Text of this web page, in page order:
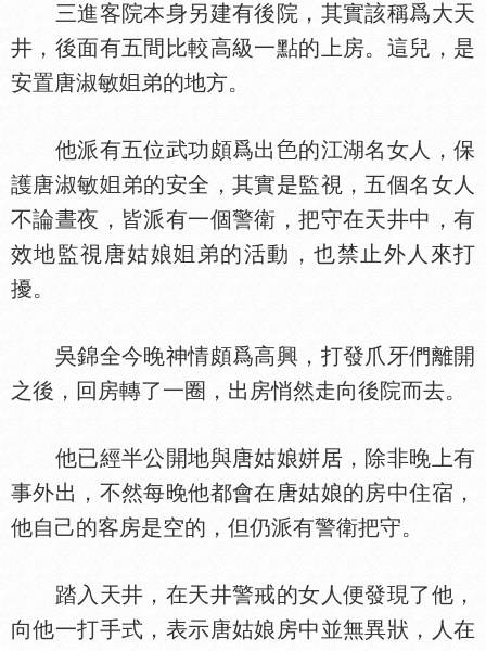
三進客院本身另建有後院，其實該稱爲大天
井，後面有五間比較高級一點的上房。這兒，是
安置唐淑敏
弟的地方。
他派有五位武功頗爲出
的江湖名女人，保
護唐淑敏
弟的安全，其實是監視，五個名女人
不論晝夜，皆派有一個警衛，把守在天井中，有
效地監視唐姑娘
弟的活動，也禁止外人來打
擾。
吳錦全今晚神情頗爲高興，打發爪牙們離開
之後，回房轉了一圈，出房悄然走向後院而去。
他已經半公開地與唐姑娘姘居，除非晚上有
事外出，不然每晚他都會在唐姑娘的房中住宿，
他自己的客房是空的，但仍派有警衛把守。
踏入天井，在天井警戒的女人便發現了他，
向他一打手式，表示唐姑娘房中並無異狀，人在